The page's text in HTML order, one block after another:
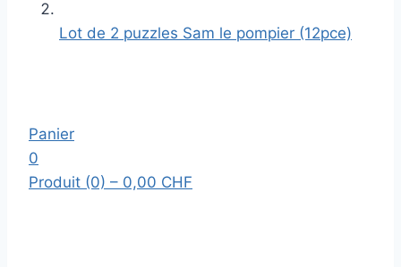
Lot de 2 puzzles Sam le pompier (12pce)
Panier
0
Produit (0) – 0,00 CHF